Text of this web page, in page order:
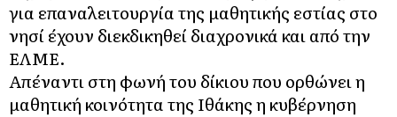
για επαναλειτουργία της μαθητικής εστίας στο
νησί έχουν διεκδικηθεί διαχρονικά και από την
ΕΛΜΕ.
Απέναντι στη φωνή του δίκιου που ορθώνει η
μαθητική κοινότητα της Ιθάκης η κυβέρνηση